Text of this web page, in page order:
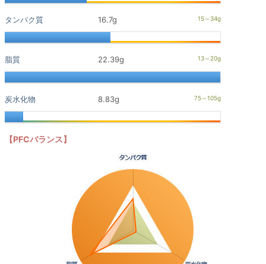
タンパク質 16.7g
脂質 22.39g
炭水化物 8.83g
【PFCバランス】